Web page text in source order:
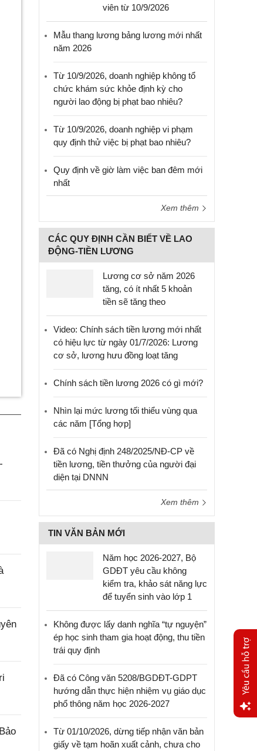
viên từ 10/9/2026
Mẫu thang lương bảng lương mới nhất
năm 2026
Từ 10/9/2026, doanh nghiệp không tổ
chức khám sức khỏe định kỳ cho
người lao động bị phạt bao nhiêu?
Từ 10/9/2026, doanh nghiệp vi phạm
quy định thử việc bị phạt bao nhiêu?
Quy định về giờ làm việc ban đêm mới
nhất
Xem thêm
CÁC QUY ĐỊNH CẦN BIẾT VỀ LAO
ĐỘNG-TIỀN LƯƠNG
Lương cơ sở năm 2026
tăng, có ít nhất 5 khoản
tiền sẽ tăng theo
Video: Chính sách tiền lương mới nhất
có hiệu lực từ ngày 01/7/2026: Lương
cơ sở, lương hưu đồng loạt tăng
Chính sách tiền lương 2026 có gì mới?
Nhìn lại mức lương tối thiểu vùng qua
các năm [Tổng hợp]
Đã có Nghị định 248/2025/NĐ-CP về
tiền lương, tiền thưởng của người đại
diện tại DNNN
Xem thêm
TIN VĂN BẢN MỚI
Năm học 2026-2027, Bộ
GDĐT yêu cầu không
kiểm tra, khảo sát năng lực
để tuyển sinh vào lớp 1
Không được lấy danh nghĩa “tự nguyện”
ép học sinh tham gia hoạt động, thu tiền
trái quy định
Đã có Công văn 5208/BGDĐT-GDPT
hướng dẫn thực hiện nhiệm vụ giáo dục
phổ thông năm học 2026-2027
Từ 01/10/2026, dừng tiếp nhận văn bản
giấy về tạm hoãn xuất cảnh, chưa cho